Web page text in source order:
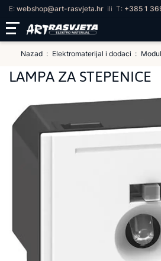
E: webshop@art-rasvjeta.hr ili T: +385 1
Nazad Elektromaterijal i dodaci
LAMPA ZA STEPENICE